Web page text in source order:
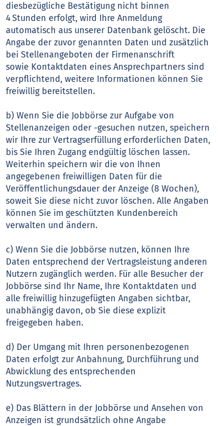
diesbezügliche Bestätigung nicht binnen
4 Stunden erfolgt, wird Ihre Anmeldung
automatisch aus unserer Datenbank gelöscht. Die
Angabe der zuvor genannten Daten und zusätzlich
bei Stellenangeboten der Firmenanschrift
sowie Kontaktdaten eines Ansprechpartners sind
verpflichtend, weitere Informationen können Sie
freiwillig bereitstellen.
b) Wenn Sie die Jobbörse zur Aufgabe von
Stellenanzeigen oder -gesuchen nutzen, speichern
wir Ihre zur Vertragserfüllung erforderlichen Daten,
bis Sie Ihren Zugang endgültig löschen lassen.
Weiterhin speichern wir die von Ihnen
angegebenen freiwilligen Daten für die
Veröffentlichungsdauer der Anzeige (8 Wochen),
soweit Sie diese nicht zuvor löschen. Alle Angaben
können Sie im geschützten Kundenbereich
verwalten und ändern.
c) Wenn Sie die Jobbörse nutzen, können Ihre
Daten entsprechend der Vertragsleistung anderen
Nutzern zugänglich werden. Für alle Besucher der
Jobbörse sind Ihr Name, Ihre Kontaktdaten und
alle freiwillig hinzugefügten Angaben sichtbar,
unabhängig davon, ob Sie diese explizit
freigegeben haben.
d) Der Umgang mit Ihren personenbezogenen
Daten erfolgt zur Anbahnung, Durchführung und
Abwicklung des entsprechenden
Nutzungsvertrages.
e) Das Blättern in der Jobbörse und Ansehen von
Anzeigen ist grundsätzlich ohne Angabe